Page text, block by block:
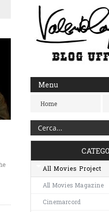
Menu
Home
All Movies Project
All Movies Magazine
Cinemarcord